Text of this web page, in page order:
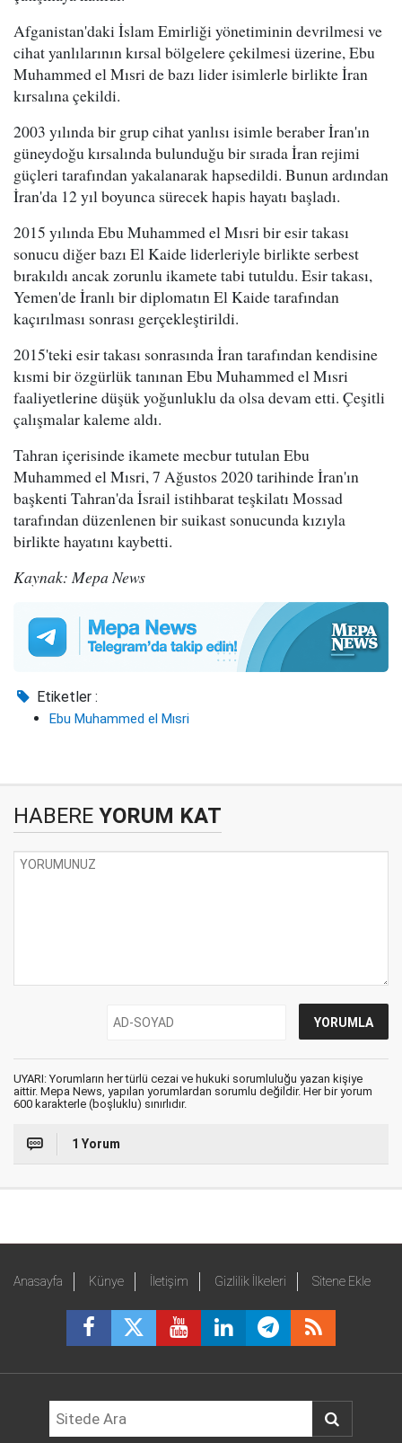
Afganistan'daki İslam Emirliği yönetiminin devrilmesi ve
cihat yanlılarının kırsal bölgelere çekilmesi üzerine, Ebu
Muhammed el Mısri de bazı lider isimlerle birlikte İran
kırsalına çekildi.
2003 yılında bir grup cihat yanlısı isimle beraber İran'ın
güneydoğu kırsalında bulunduğu bir sırada İran rejimi
güçleri tarafından yakalanarak hapsedildi. Bunun ardından
İran'da 12 yıl boyunca sürecek hapis hayatı başladı.
2015 yılında Ebu Muhammed el Mısri bir esir takası
sonucu diğer bazı El Kaide liderleriyle birlikte serbest
bırakıldı ancak zorunlu ikamete tabi tutuldu. Esir takası,
Yemen'de İranlı bir diplomatın El Kaide tarafından
kaçırılması sonrası gerçekleştirildi.
2015'teki esir takası sonrasında İran tarafından kendisine
kısmi bir özgürlük tanınan Ebu Muhammed el Mısri
faaliyetlerine düşük yoğunluklu da olsa devam etti. Çeşitli
çalışmalar kaleme aldı.
Tahran içerisinde ikamete mecbur tutulan Ebu
Muhammed el Mısri, 7 Ağustos 2020 tarihinde İran'ın
başkenti Tahran'da İsrail istihbarat teşkilatı Mossad
tarafından düzenlenen bir suikast sonucunda kızıyla
birlikte hayatını kaybetti.
Kaynak: Mepa News
Etiketler :
Ebu Muhammed el Mısri
HABERE YORUM KAT
UYARI: Yorumların her türlü cezai ve hukuki sorumluluğu yazan kişiye
aittir. Mepa News, yapılan yorumlardan sorumlu değildir. Her bir yorum
600 karakterle (boşluklu) sınırlıdır.
1 Yorum
Anasayfa Künye İletişim Gizlilik İlkeleri Sitene Ekle